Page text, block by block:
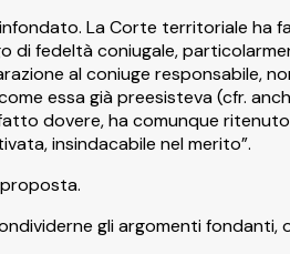
La Corte territoriale ha
di fedeltà coniugale,
al coniuge responsabile,
essa già preesisteva (cfr.
dovere, ha comunque
insindacabile nel merito”.
proposta.
gli argomenti fondanti,